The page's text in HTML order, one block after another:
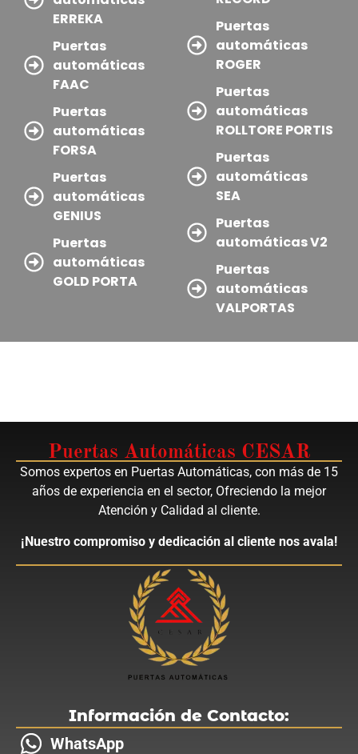
ERREKA
Puertas
automáticas
FAAC
Puertas
automáticas
FORSA
Puertas
automáticas
GENIUS
Puertas
automáticas
GOLD PORTA
Puertas
automáticas
ROGER
Puertas
automáticas
ROLLTORE PORTIS
Puertas
automáticas
SEA
Puertas
automáticas V2
Puertas
automáticas
VALPORTAS
Puertas Automáticas CESAR
Somos expertos en Puertas Automáticas, con más de 15
años de experiencia en el sector, Ofreciendo la mejor
Atención y Calidad al cliente.
¡Nuestro compromiso y dedicación al cliente nos avala!
Información de Contacto:
WhatsApp